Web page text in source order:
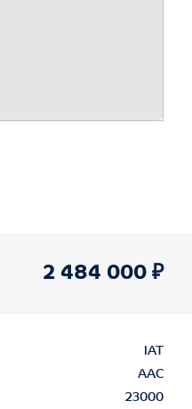
2 484 000 ₽
IAT
AAC
23000